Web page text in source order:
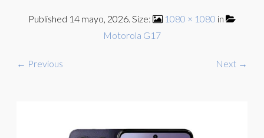
Published 14 mayo, 2026. Size: 1080 × 1080 in
Motorola G17
← Previous Next →